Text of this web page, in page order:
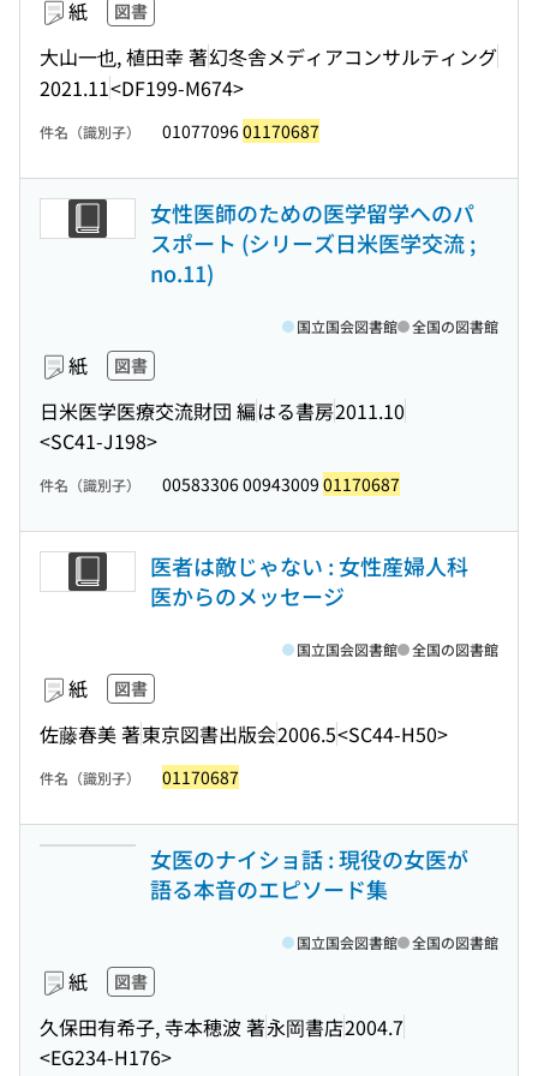
紙 図書
大山一也, 植田幸 著幻冬舎メディアコンサルティング
2021.11<DF199-M674>
件名（識別子） 0107709601170687
女性医師のための医学留学へのパ
スポート (シリーズ日米医学交流 ;
no.11)
紙 図書
日米医学医療交流財団 編はる書房2011.10
<SC41-J198>
国立国会図書館 全国の図書館
件名（識別子） 00583306 00943009 01170687
医者は敵じゃない : 女性産婦人科
医からのメッセージ
紙 図書
佐藤春美 著東京図書出版会2006.5<SC44-H50>
国立国会図書館 全国の図書館
件名（識別子） 01170687
女医のナイショ話 : 現役の女医が
語る本音のエピソード集
紙 図書
久保田有希子, 寺本穂波 著永岡書店2004.7
<EG234-H176>
国立国会図書館 全国の図書館